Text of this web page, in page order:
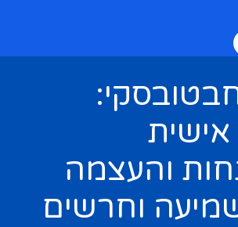
והעצמה
וחרשים